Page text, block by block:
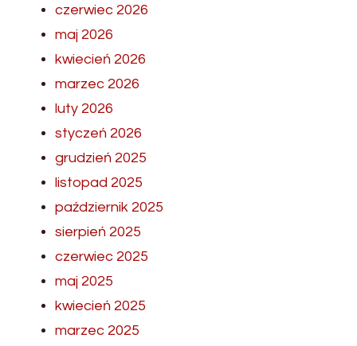
czerwiec 2026
maj 2026
kwiecień 2026
marzec 2026
luty 2026
styczeń 2026
grudzień 2025
listopad 2025
październik 2025
sierpień 2025
czerwiec 2025
maj 2025
kwiecień 2025
marzec 2025